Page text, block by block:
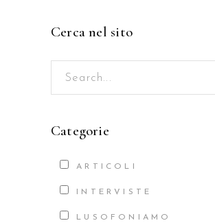
Cerca nel sito
Search
Categorie
ARTICOLI
INTERVISTE
LUSOFONIAMO